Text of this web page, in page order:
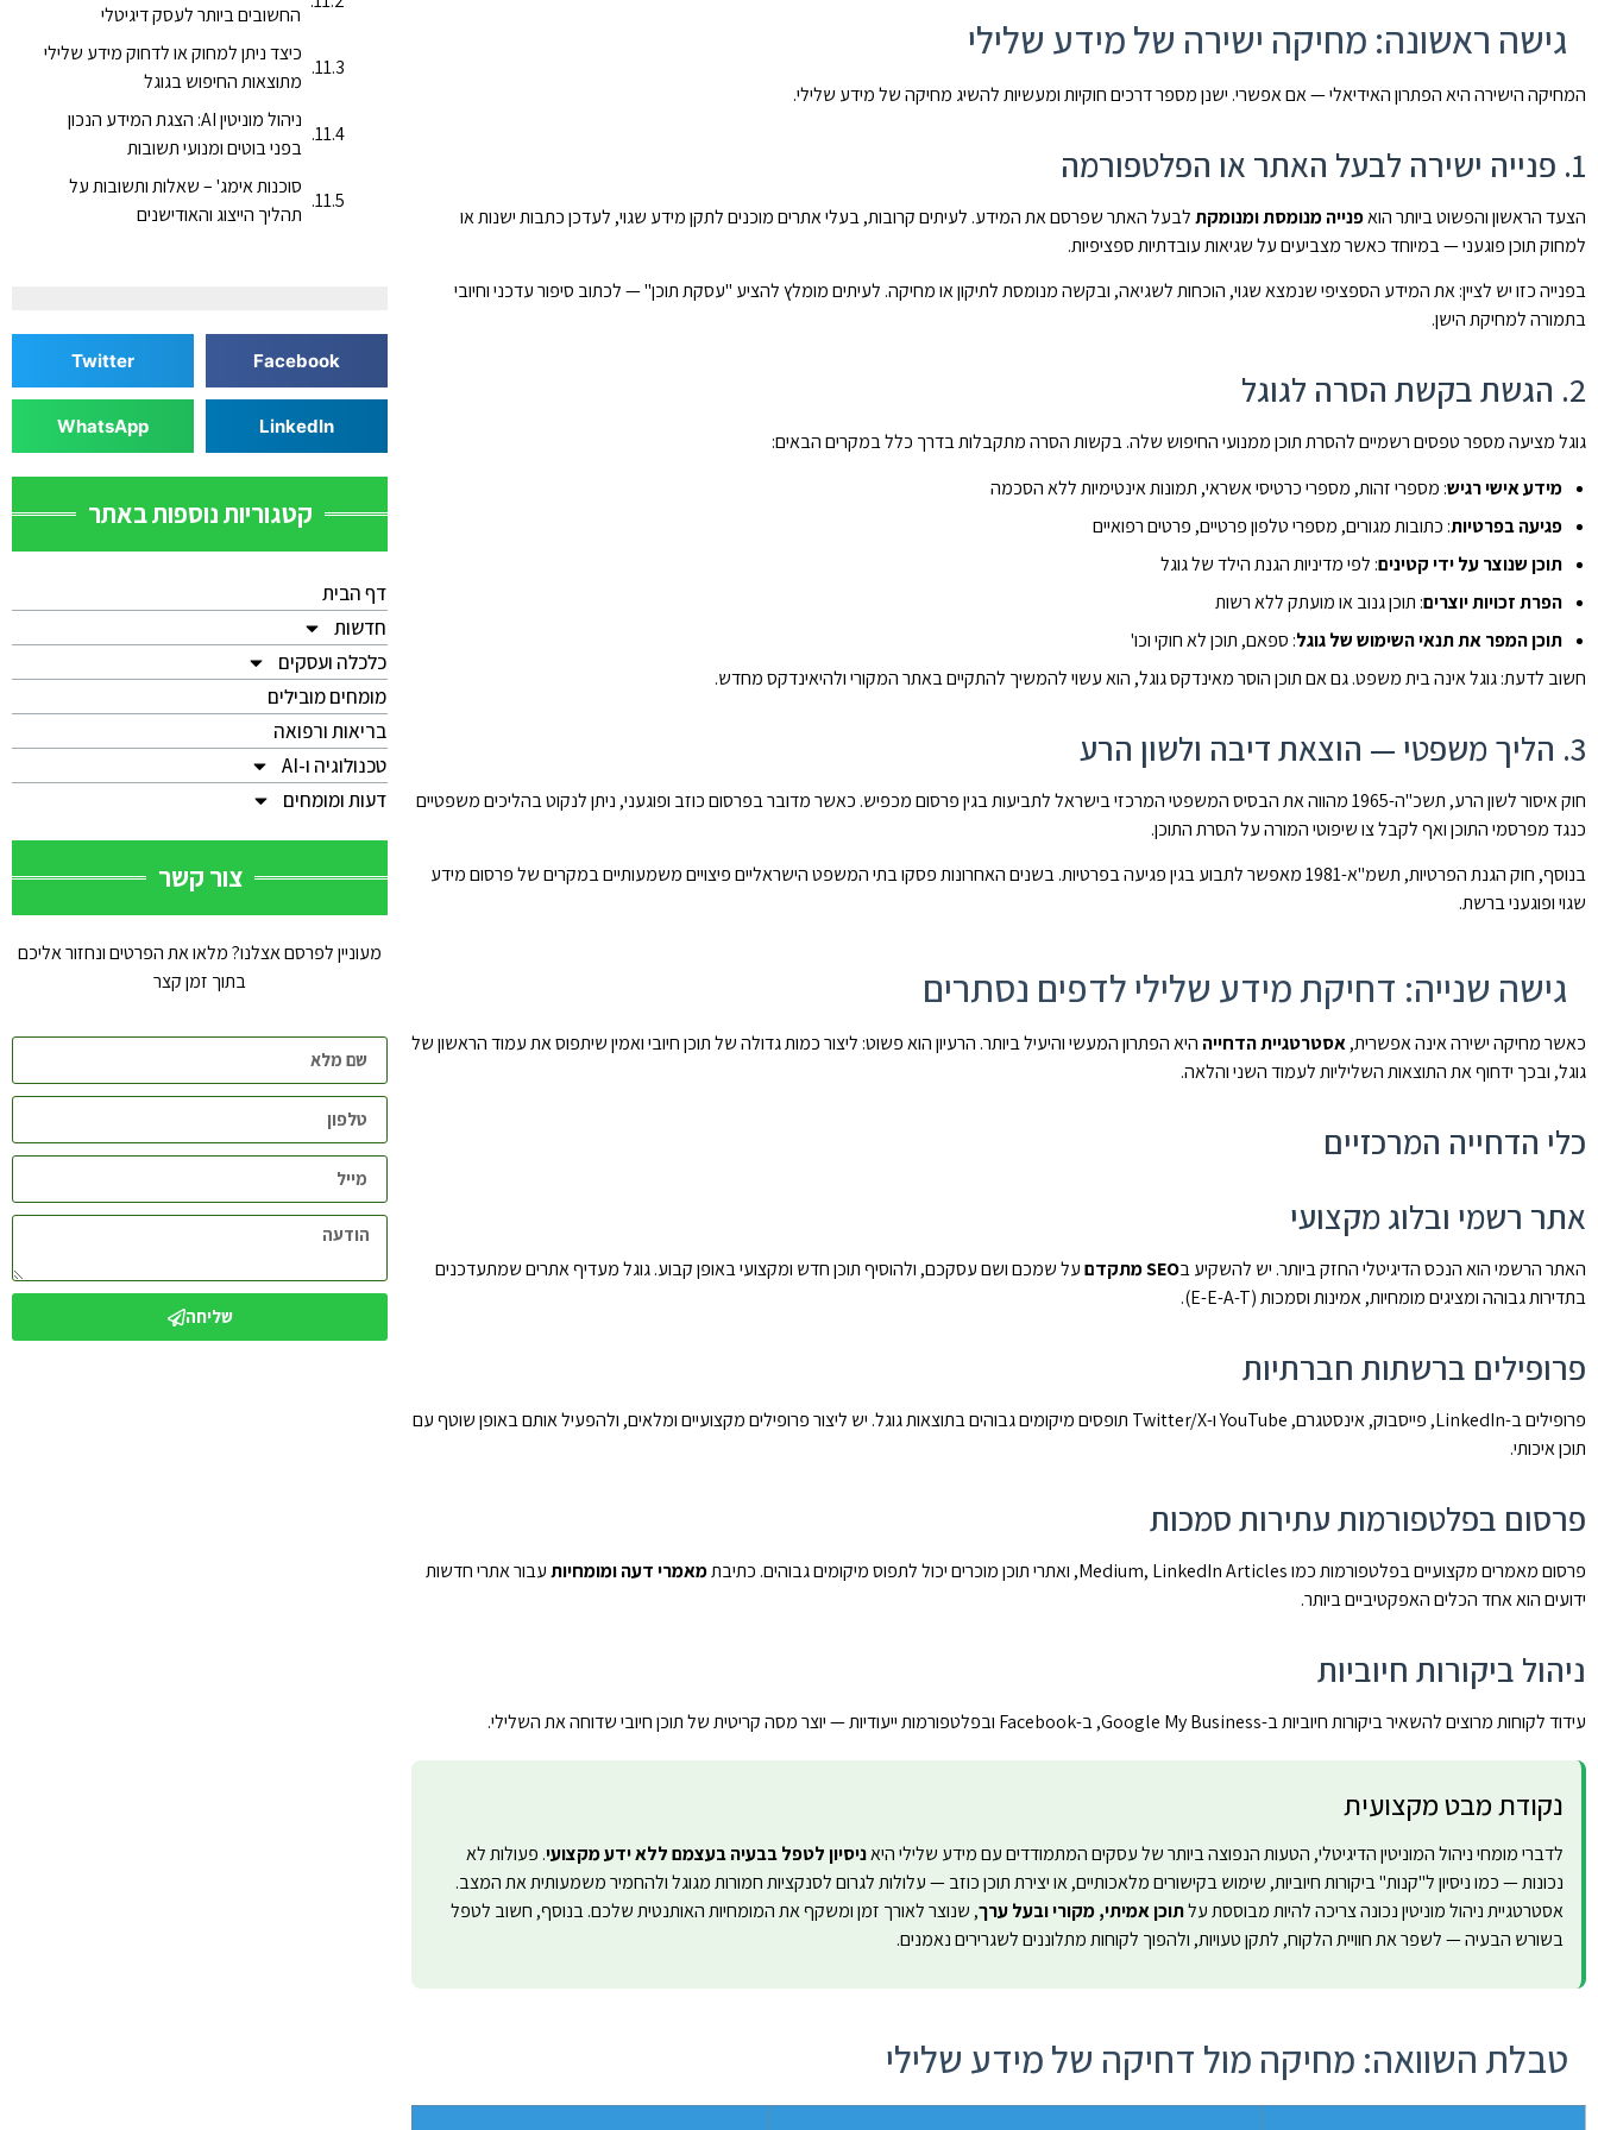
גישה ראשונה: מחיקה ישירה של מידע שלילי
המחיקה הישירה היא הפתרון האידיאלי — אם אפשרי. ישנן מספר דרכים חוקיות ומעשיות להשיג מחיקה של מידע שלילי.
1. פנייה ישירה לבעל האתר או הפלטפורמה
הצעד הראשון והפשוט ביותר הואפנייה מנומסת ומנומקתלבעל האתר שפרסם את המידע. לעיתים קרובות, בעלי אתרים מוכנים לתקן מידע שגוי, לעדכן כתבות ישנות או
למחוק תוכן פוגעני — במיוחד כאשר מצביעים על שגיאות עובדתיות ספציפיות.
בפנייה כזו יש לציין: את המידע הספציפי שנמצא שגוי, הוכחות לשגיאה, ובקשה מנומסת לתיקון או מחיקה. לעיתים מומלץ להציע "עסקת תוכן" — לכתוב סיפור עדכני וחיובי
בתמורה למחיקת הישן.
2. הגשת בקשת הסרה לגוגל
גוגל מציעה מספר טפסים רשמיים להסרת תוכן ממנועי החיפוש שלה. בקשות הסרה מתקבלות בדרך כלל במקרים הבאים:
מידע אישי רגיש: מספרי זהות, מספרי כרטיסי אשראי, תמונות אינטימיות ללא הסכמה
פגיעה בפרטיות: כתובות מגורים, מספרי טלפון פרטיים, פרטים רפואיים
תוכן שנוצר על ידי קטינים: לפי מדיניות הגנת הילד של גוגל
הפרת זכויות יוצרים: תוכן גנוב או מועתק ללא רשות
תוכן המפר את תנאי השימוש של גוגל: ספאם, תוכן לא חוקי וכו'
חשוב לדעת: גוגל אינה בית משפט. גם אם תוכן הוסר מאינדקס גוגל, הוא עשוי להמשיך להתקיים באתר המקורי ולהיאינדקס מחדש.
3. הליך משפטי — הוצאת דיבה ולשון הרע
חוק איסור לשון הרע, תשכ"ה-1965 מהווה את הבסיס המשפטי המרכזי בישראל לתביעות בגין פרסום מכפיש. כאשר מדובר בפרסום כוזב ופוגעני, ניתן לנקוט בהליכים משפטיים
כנגד מפרסמי התוכן ואף לקבל צו שיפוטי המורה על הסרת התוכן.
בנוסף, חוק הגנת הפרטיות, תשמ"א-1981 מאפשר לתבוע בגין פגיעה בפרטיות. בשנים האחרונות פסקו בתי המשפט הישראליים פיצויים משמעותיים במקרים של פרסום מידע
שגוי ופוגעני ברשת.
גישה שנייה: דחיקת מידע שלילי לדפים נסתרים
כאשר מחיקה ישירה אינה אפשרית,אסטרטגיית הדחייה היא הפתרון המעשי והיעיל ביותר. הרעיון הוא פשוט: ליצור כמות גדולה של תוכן חיובי ואמין שיתפוס את עמוד הראשון של
גוגל, ובכך ידחוף את התוצאות השליליות לעמוד השני והלאה.
כלי הדחייה המרכזיים
אתר רשמי ובלוג מקצועי
האתר הרשמי הוא הנכס הדיגיטלי החזק ביותר. יש להשקיע בSEO מתקדם
על שמכם ושם עסקכם, ולהוסיף תוכן חדש ומקצועי באופן קבוע. גוגל מעדיף אתרים שמתעדכנים
בתדירות גבוהה ומציגים מומחיות, אמינות וסמכות (E-E-A-T).
פרופילים ברשתות חברתיות
פרופילים ב-LinkedIn, פייסבוק, אינסטגרם, YouTube ו-Twitter/X תופסים מיקומים גבוהים בתוצאות גוגל. יש ליצור פרופילים מקצועיים ומלאים, ולהפעיל אותם באופן שוטף עם
תוכן איכותי.
פרסום בפלטפורמות עתירות סמכות
פרסום מאמרים מקצועיים בפלטפורמות כמו Medium, LinkedIn Articles, ואתרי תוכן מוכרים יכול לתפוס מיקומים גבוהים. כתיבת מאמרי דעה ומומחיותעבור אתרי חדשות
ידועים הוא אחד הכלים האפקטיביים ביותר.
ניהול ביקורות חיוביות
עידוד לקוחות מרוצים להשאיר ביקורות חיוביות ב-Google My Business, ב-Facebook ובפלטפורמות ייעודיות — יוצר מסה קריטית של תוכן חיובי שדוחה את השלילי.
נקודת מבט מקצועית
לדברי מומחי ניהול המוניטין הדיגיטלי, הטעות הנפוצה ביותר של עסקים המתמודדים עם מידע שלילי היאניסיון לטפל בבעיה בעצמם ללא ידע מקצועי. פעולות לא
נכונות — כמו ניסיון ל"קנות" ביקורות חיוביות, שימוש בקישורים מלאכותיים, או יצירת תוכן כוזב — עלולות לגרום לסנקציות חמורות מגוגל ולהחמיר משמעותית את המצב.
אסטרטגיית ניהול מוניטין נכונה צריכה להיות מבוססת עלתוכן אמיתי, מקורי ובעל ערך, שנוצר לאורך זמן ומשקף את המומחיות האותנטית שלכם. בנוסף, חשוב לטפל
בשורש הבעיה — לשפר את חוויית הלקוח, לתקן טעויות, ולהפוך לקוחות מתלוננים לשגרירים נאמנים.
טבלת השוואה: מחיקה מול דחיקה של מידע שלילי
החשובים ביותר לעסק דיגיטלי
כיצד ניתן למחוק או לדחוק מידע שלילי
מתוצאות החיפוש בגוגל
ניהול מוניטין AI: הצגת המידע הנכון
בפני בוטים ומנועי תשובות
סוכנות אימג' – שאלות ותשובות על
תהליך הייצוג והאודישנים
Facebook
Twitter
LinkedIn
WhatsApp
קטגוריות נוספות באתר
דף הבית
חדשות
כלכלה ועסקים
מומחים מובילים
בריאות ורפואה
טכנולוגיה ו-AI
דעות ומומחים
צור קשר
מעוניין לפרסם אצלנו? מלאו את הפרטים ונחזור אליכם
בתוך זמן קצר
שליחה